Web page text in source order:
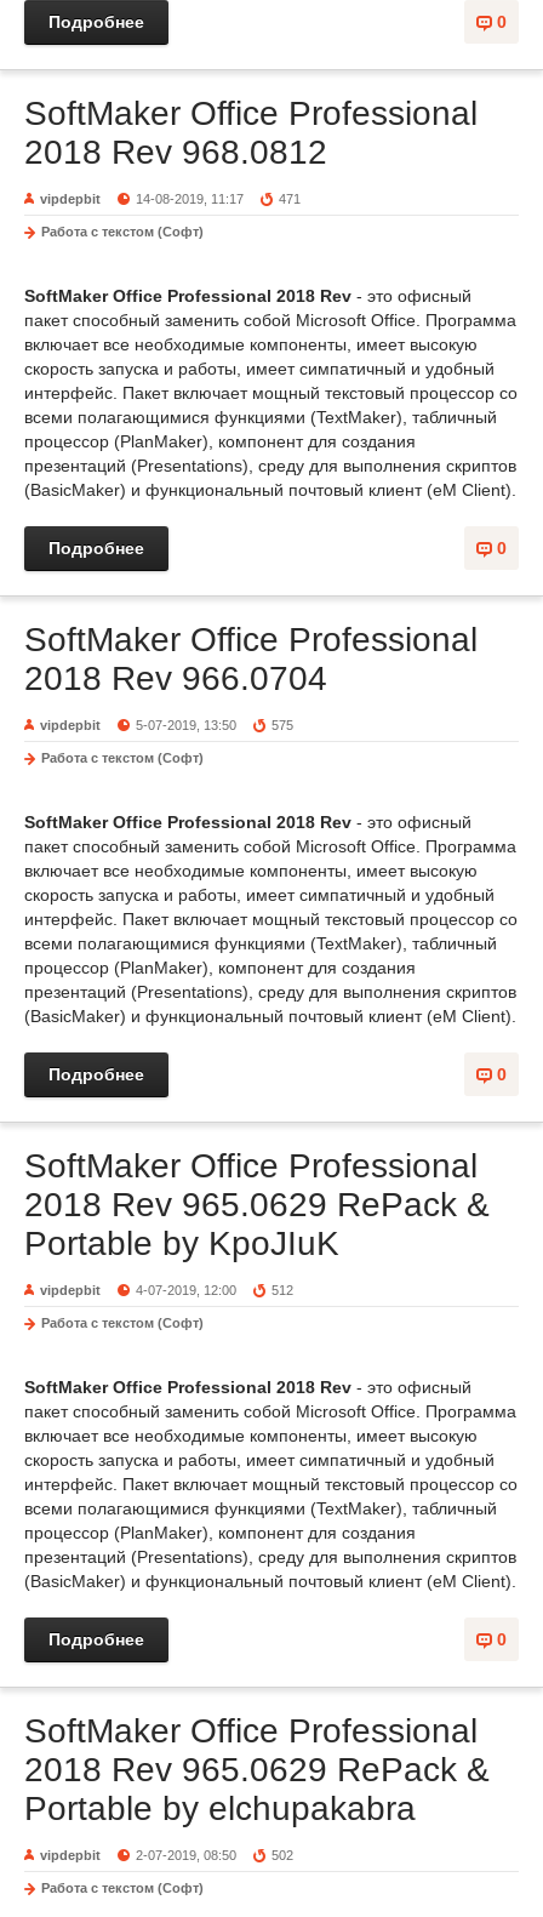
0
Подробнее
SoftMaker Office Professional
2018 Rev 968.0812
vipdepbit 14-08-2019, 11:17 471
Работа с текстом (Софт)
SoftMaker Office Professional 2018 Rev - это офисный
пакет способный заменить собой Microsoft Office. Программа
включает все необходимые компоненты, имеет высокую
скорость запуска и работы, имеет симпатичный и удобный
интерфейс. Пакет включает мощный текстовый процессор со
всеми полагающимися функциями (TextMaker), табличный
процессор (PlanMaker), компонент для создания
презентаций (Presentations), среду для выполнения скриптов
(BasicMaker) и функциональный почтовый клиент (eM Client).
0
Подробнее
SoftMaker Office Professional
2018 Rev 966.0704
vipdepbit 5-07-2019, 13:50 575
Работа с текстом (Софт)
SoftMaker Office Professional 2018 Rev - это офисный
пакет способный заменить собой Microsoft Office. Программа
включает все необходимые компоненты, имеет высокую
скорость запуска и работы, имеет симпатичный и удобный
интерфейс. Пакет включает мощный текстовый процессор со
всеми полагающимися функциями (TextMaker), табличный
процессор (PlanMaker), компонент для создания
презентаций (Presentations), среду для выполнения скриптов
(BasicMaker) и функциональный почтовый клиент (eM Client).
0
Подробнее
SoftMaker Office Professional
2018 Rev 965.0629 RePack &
Portable by KpoJIuK
vipdepbit 4-07-2019, 12:00 512
Работа с текстом (Софт)
SoftMaker Office Professional 2018 Rev - это офисный
пакет способный заменить собой Microsoft Office. Программа
включает все необходимые компоненты, имеет высокую
скорость запуска и работы, имеет симпатичный и удобный
интерфейс. Пакет включает мощный текстовый процессор со
всеми полагающимися функциями (TextMaker), табличный
процессор (PlanMaker), компонент для создания
презентаций (Presentations), среду для выполнения скриптов
(BasicMaker) и функциональный почтовый клиент (eM Client).
0
Подробнее
SoftMaker Office Professional
2018 Rev 965.0629 RePack &
Portable by elchupakabra
vipdepbit 2-07-2019, 08:50 502
Работа с текстом (Софт)